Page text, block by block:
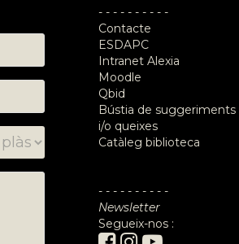
- - - - - - - - - -
Contacte
ESDAPC
Intranet Alexia
Moodle
Qbid
Bústia de suggeriments
i/o queixes
Catàleg biblioteca
- - - - - - - - - -
Newsletter
Segueix-nos :